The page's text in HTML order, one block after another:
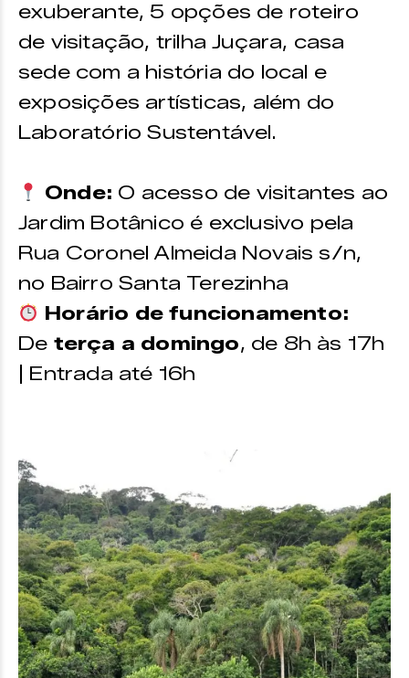
exuberante, 5 opções de roteiro
de visitação, trilha Juçara, casa
sede com a história do local e
exposições artísticas, além do
Laboratório Sustentável.
Onde: O acesso de visitantes ao
Jardim Botânico é exclusivo pela
Rua Coronel Almeida Novais s/n,
no Bairro Santa Terezinha
Horário de funcionamento:
De terça a domingo, de 8h às 17h
| Entrada até 16h